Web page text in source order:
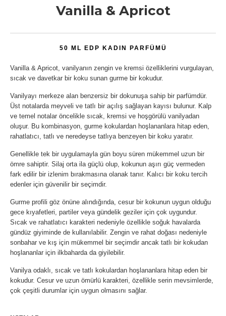
Vanilla & Apricot
50 ML EDP KADIN PARFÜMÜ
Vanilla & Apricot, vanilyanın zengin ve kremsi özelliklerini vurgulayan,
sıcak ve davetkar bir koku sunan gurme bir kokudur.
Vanilyayı merkeze alan benzersiz bir dokunuşa sahip bir parfümdür.
Üst notalarda meyveli ve tatlı bir açılış sağlayan kayısı bulunur. Kalp
ve temel notalar öncelikle sıcak, kremsi ve hoşgörülü vanilyadan
oluşur. Bu kombinasyon, gurme kokulardan hoşlananlara hitap eden,
rahatlatıcı, tatlı ve neredeyse tatlıya benzeyen bir koku yaratır.
Genellikle tek bir uygulamayla gün boyu süren mükemmel uzun bir
ömre sahiptir. Silaj orta ila güçlü olup, kokunun aşırı güç vermeden
fark edilir bir izlenim bırakmasına olanak tanır. Kalıcı bir koku tercih
edenler için güvenilir bir seçimdir.
Gurme profili göz önüne alındığında, cesur bir kokunun uygun olduğu
gece kıyafetleri, partiler veya gündelik geziler için çok uygundur.
Sıcak ve rahatlatıcı karakteri nedeniyle özellikle soğuk havalarda
gündüz giyiminde de kullanılabilir. Zengin ve rahat doğası nedeniyle
sonbahar ve kış için mükemmel bir seçimdir ancak tatlı bir kokudan
hoşlananlar için ilkbaharda da giyilebilir.
Vanilya odaklı, sıcak ve tatlı kokulardan hoşlananlara hitap eden bir
kokudur. Cesur ve uzun ömürlü karakteri, özellikle serin mevsimlerde,
çok çeşitli durumlar için uygun olmasını sağlar.